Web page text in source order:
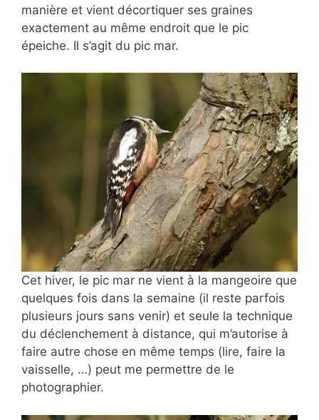
manière et vient décortiquer ses graines
exactement au même endroit que le pic
épeiche. Il s’agit du pic mar.
Cet hiver, le pic mar ne vient à la mangeoire que
quelques fois dans la semaine (il reste parfois
plusieurs jours sans venir) et seule la technique
du déclenchement à distance, qui m’autorise à
faire autre chose en même temps (lire, faire la
vaisselle, …) peut me permettre de le
photographier.